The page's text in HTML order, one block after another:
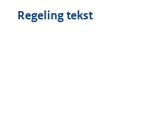
Regeling tekst